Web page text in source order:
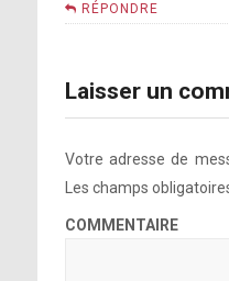
RÉPONDRE
Laisser un
Votre adresse de
Les champs
COMMENTAIRE